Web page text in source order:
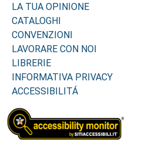
LA TUA OPINIONE
CATALOGHI
CONVENZIONI
LAVORARE CON NOI
LIBRERIE
INFORMATIVA PRIVACY
ACCESSIBILITÁ